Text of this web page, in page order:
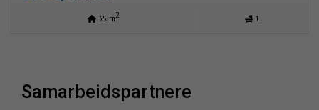
35 m2 1
samarbeidspartnere